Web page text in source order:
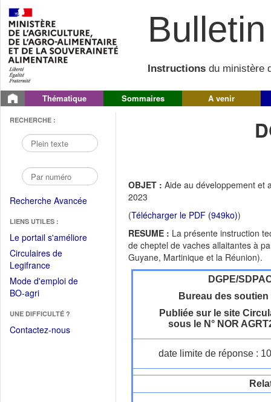
Instructions du ministère
Thématique Sommaires A venir
RECHERCHE :
Recherche Avancée
LIENS UTILES :
Le portail s'améliore(Fichier
Circulaires de
Legifrance(Ouvrir
dans
une
fenêtre)
Mode d'emploi de
BO-agri(Ouvrir
une
nouvelle
UNE DIFFICULTÉ ?
Contactez-nous
OBJET : Aide au développement et
2023
(Télécharger le PDF (949ko))
RESUME : La présente instruction
de cheptel de vaches allaitantes à
Guyane, Martinique et la Réunion).
DGPE/
Bureau des
Publiée sur le site
sous le N° NOR
date limite de réponse :